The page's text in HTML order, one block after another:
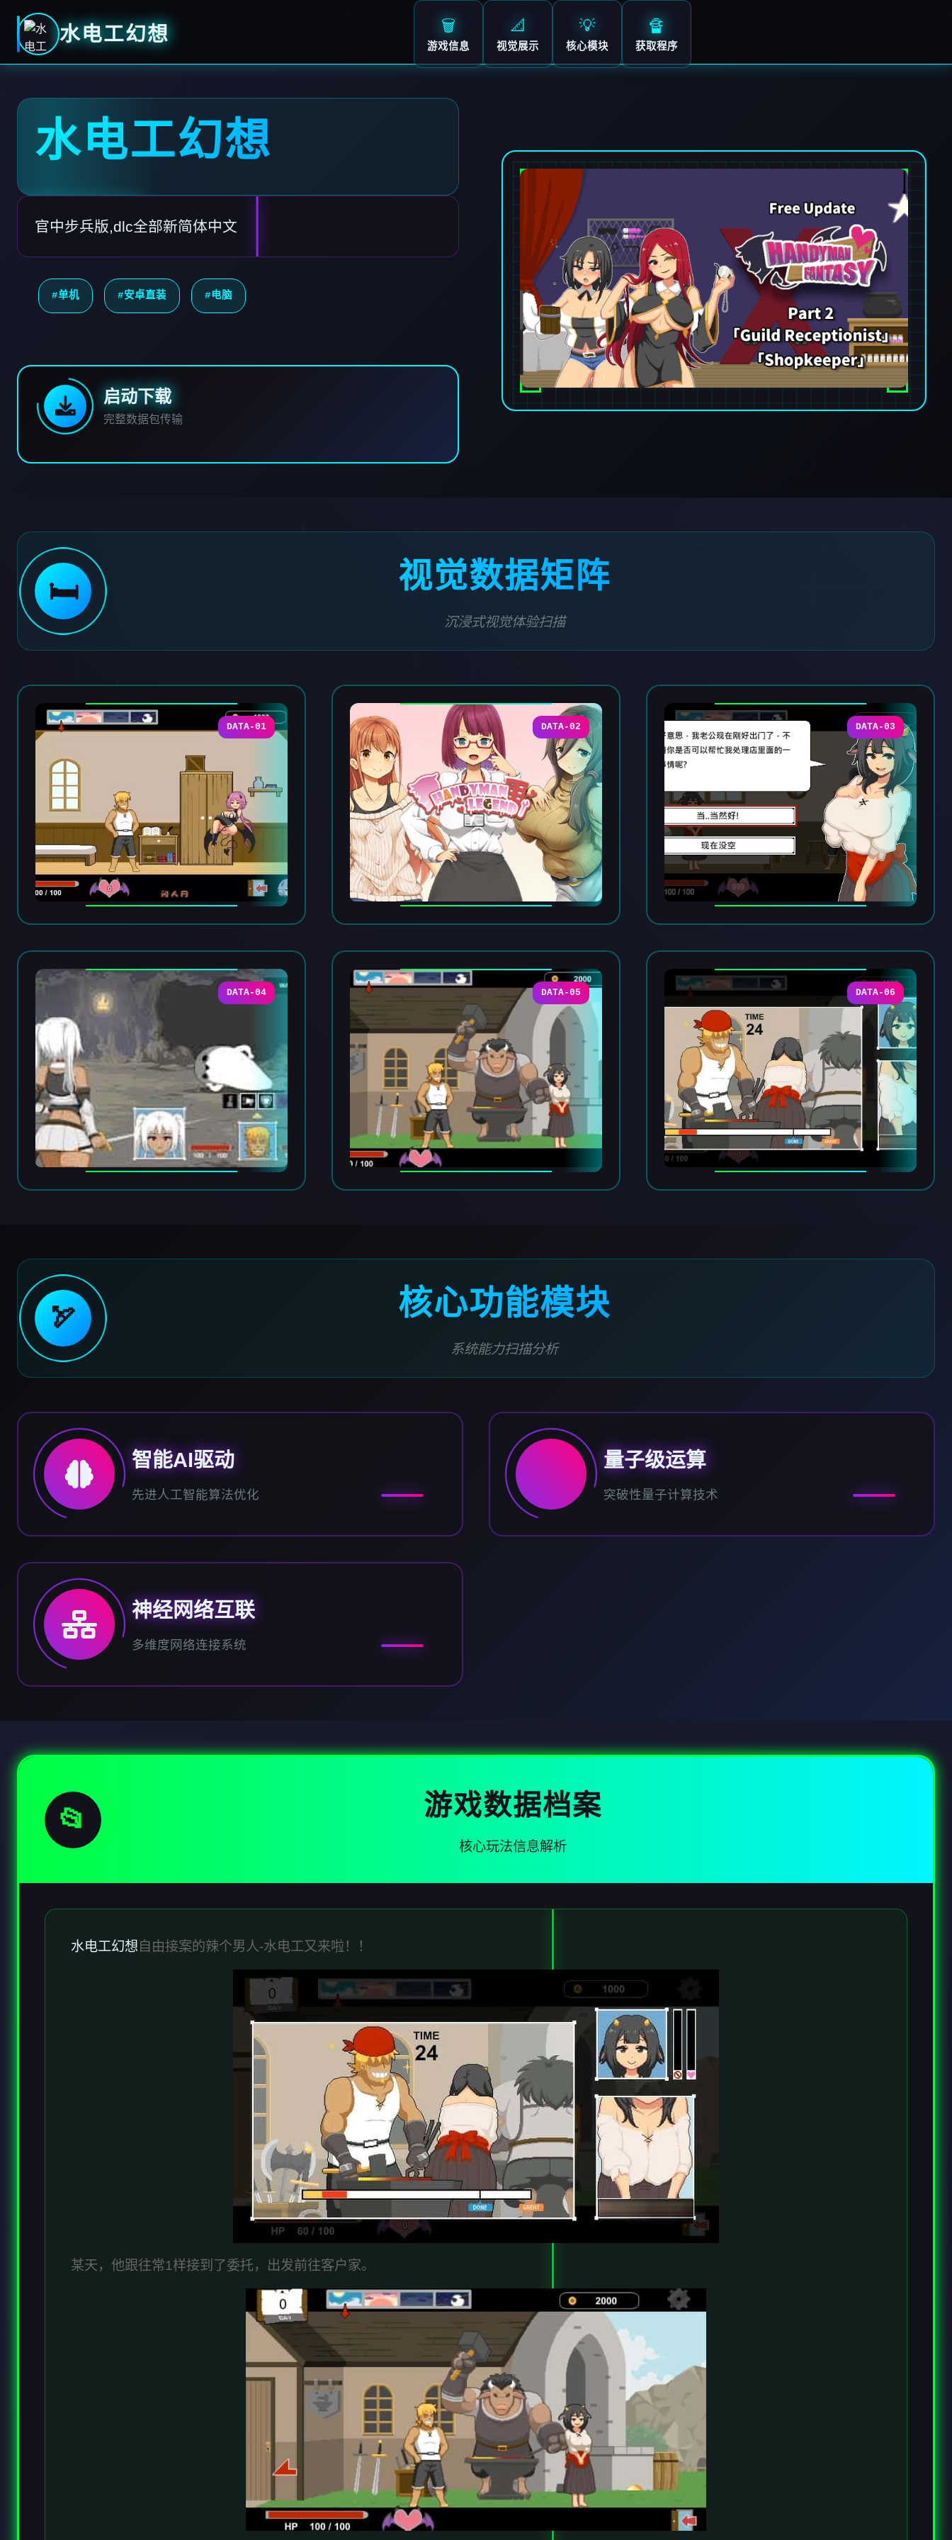
水电工幻想 🗑️
游戏信息
📐
视觉展示
💡
核心模块
🔏
获取程序
水电工幻想
官中步兵版,dlc全部新简体中文
#单机 #安卓直装 #电脑
启动下载
完整数据包传输
🛏️ 视觉数据矩阵
沉浸式视觉体验扫描
DATA-01 DATA-02 DATA-03
DATA-04 DATA-05 DATA-06
🏹 核心功能模块
系统能力扫描分析
智能AI驱动
先进人工智能算法优化
量子级运算
突破性量子计算技术
神经网络互联
多维度网络连接系统
📂 游戏数据档案
核心玩法信息解析
水电工幻想 自由接案的辣个男人-水电工又来啦！！
某天，他跟往常1样接到了委托，出发前往客户家。